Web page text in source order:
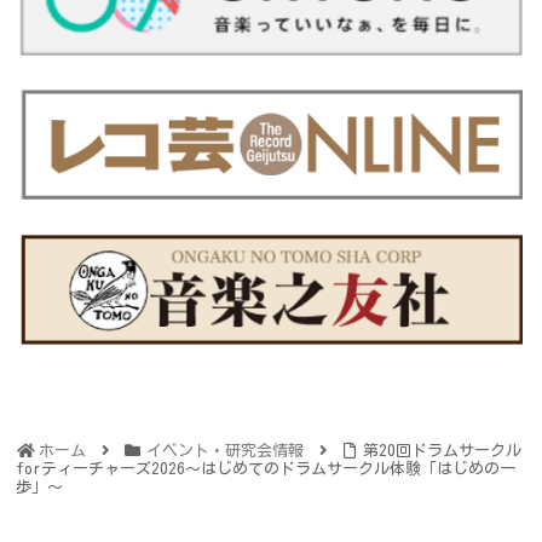
ホーム イベント・研究会情報
第20回ドラムサークル
forティーチャーズ2026～はじめてのドラムサークル体験「はじめの一
歩」～